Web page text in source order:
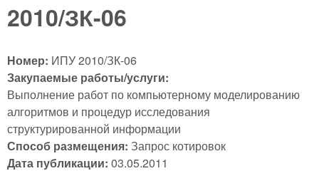
2010/ЗК-06
Номер: ИПУ 2010/ЗК-06
Закупаемые работы/услуги:
Выполнение работ по компьютерному моделированию
алгоритмов и процедур исследования
структурированной информации
Способ размещения: Запрос котировок
Дата публикации: 03.05.2011